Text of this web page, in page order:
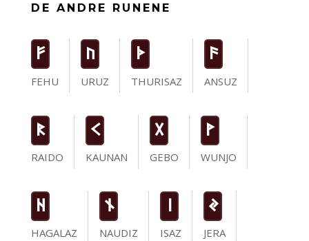
DE ANDRE RUNENE
F
FEHU
U
URUZ
T
THURISAZ
a
ANSUZ
R
RAIDO
K
KAUNAN
G
GEBO
W
WUNJO
H
HAGALAZ
n
NAUDIZ
ISAZ
J
JERA